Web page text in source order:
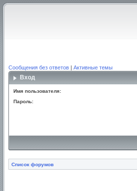
Сообщения без ответов | Активные темы
Вход
Имя пользователя:
Пароль:
Список форумов